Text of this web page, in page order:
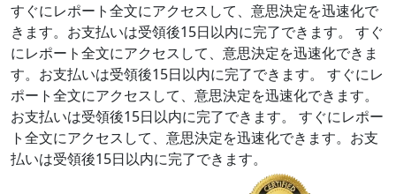
すぐにレポート全文にアクセスして、意思決定を迅速化で
きます。お支払いは受領後15日以内に完了できます。
すぐ
にレポート全文にアクセスして、意思決定を迅速化できま
す。お支払いは受領後15日以内に完了できます。
すぐにレ
ポート全文にアクセスして、意思決定を迅速化できます。
お支払いは受領後15日以内に完了できます。
すぐにレポー
ト全文にアクセスして、意思決定を迅速化できます。お支
払いは受領後15日以内に完了できます。